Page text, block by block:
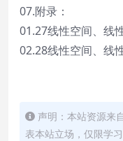
07.附录：
01.27线性空间、线
02.28线性空间、线
声明：本站资源来
表本站立场，仅限学